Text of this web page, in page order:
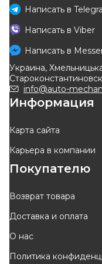
ASAM AUTOMOTIVE
Опора переднего
стабилизатора
Renault Logan I + II /
I + II / Sandero
/ Dokker / Lodgy
Код: 30140
191 грн
172 грн
КУПИТЬ
Отправка
- 10 %
BORG & BECK
Написать в
Написать в Viber
Написать в
Украина,
info@auto-
Информация
Карта сайта
Карьера в компании
Покупателю
Возврат товара
Доставка и оплата
О нас
Политика